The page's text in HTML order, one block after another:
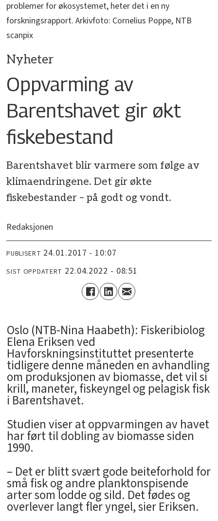
problemer for økosystemet, heter det i en ny
forskningsrapport. Arkivfoto: Cornelius Poppe, NTB
scanpix
Nyheter
Oppvarming av
Barentshavet gir økt
fiskebestand
Barentshavet blir varmere som følge av
klimaendringene. Det gir økte
fiskebestander – på godt og vondt.
Redaksjonen
PUBLISERT 24.01.2017 - 10:07
SIST OPPDATERT 22.04.2022 - 08:51
Oslo (NTB-Nina Haabeth): Fiskeribiolog
Elena Eriksen ved
Havforskningsinstituttet presenterte
tidligere denne måneden en avhandling
om produksjonen av biomasse, det vil si
krill, maneter, fiskeyngel og pelagisk fisk
i Barentshavet.
Studien viser at oppvarmingen av havet
har ført til dobling av biomasse siden
1990.
– Det er blitt svært gode beiteforhold for
små fisk og andre planktonspisende
arter som lodde og sild. Det fødes og
overlever langt fler yngel, sier Eriksen.